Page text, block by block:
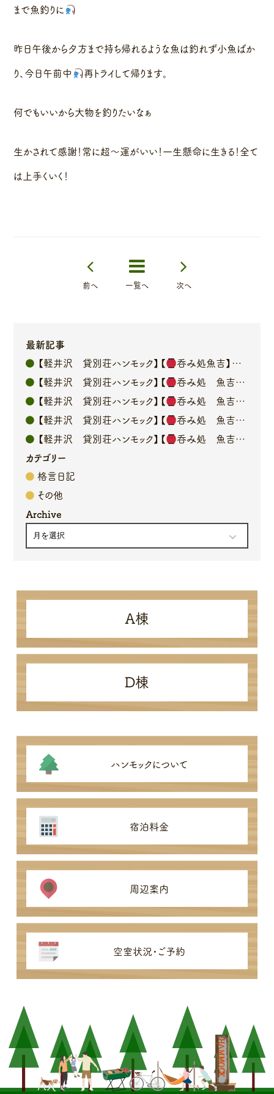
まで魚釣りに
昨日午後から夕方まで持ち帰れるような魚は釣れず小魚ばか
り、今日午前中
再トライして帰ります。
何でもいいから大物を釣りたいなぁ
生かされて感謝！常に超〜運がいい！一生懸命に生きる！全て
は上手くいく！
前へ 一覧へ 次へ
最新記事
【軽井沢 貸別荘ハンモック】【
呑み処魚吉】オーナーブログ
【軽井沢 貸別荘ハンモック】【
呑み処 魚吉】オーナーブログ
【軽井沢 貸別荘ハンモック】【
呑み処 魚吉】オーナーブログ
【軽井沢 貸別荘ハンモック】【
呑み処 魚吉】オーナーブログ
【軽井沢 貸別荘ハンモック】【
呑み処 魚吉】オーナーブログ
カテゴリー
格言日記
その他
Archive
A棟
D棟
ハンモックについて
宿泊料金
周辺案内
空室状況・ご予約